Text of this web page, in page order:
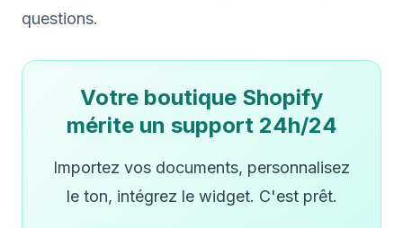
questions.
Votre boutique Shopify
mérite un support 24h/24
Importez vos documents, personnalisez
le ton, intégrez le widget. C'est prêt.